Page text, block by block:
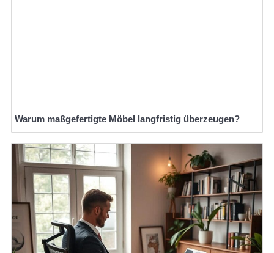
Warum maßgefertigte Möbel langfristig überzeugen?